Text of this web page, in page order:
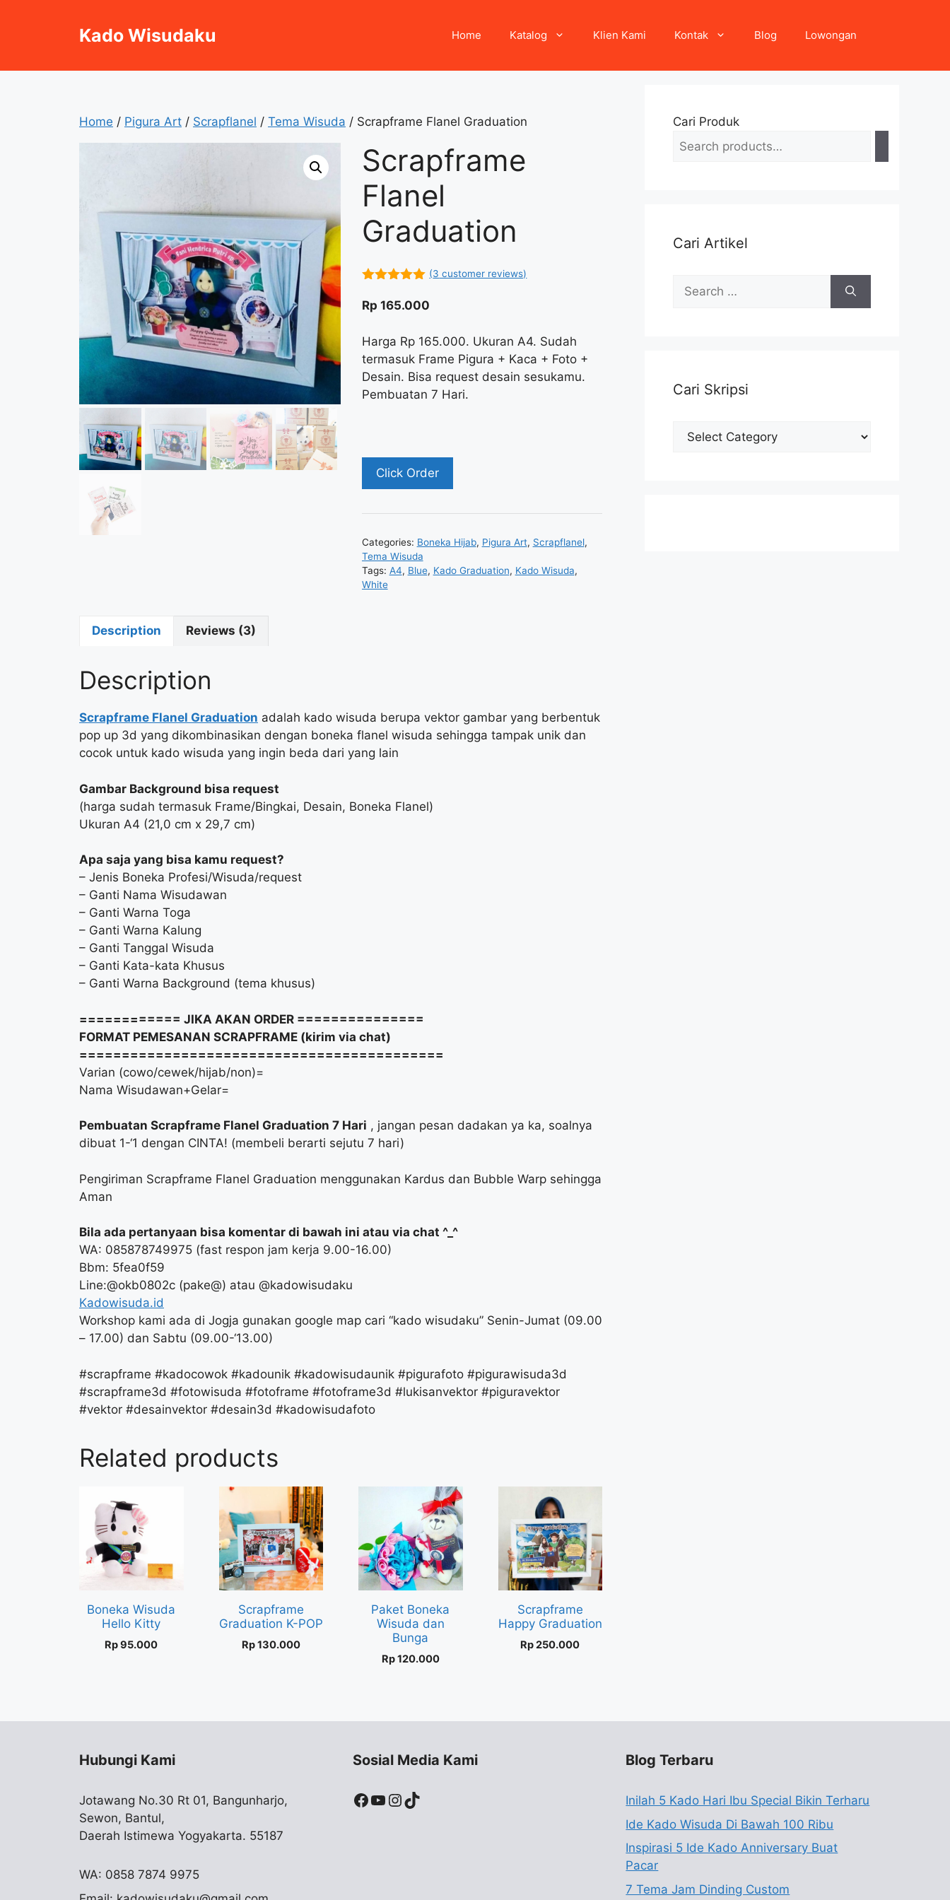
Kado Wisudaku Home Katalog Klien Kami Kontak Blog Lowongan
Home / Pigura Art / Scrapflanel / Tema Wisuda / Scrapframe Flanel Graduation
Scrapframe
Flanel
Graduation
5
(3 customer reviews)
Rp 165.000
Harga Rp 165.000. Ukuran A4. Sudah
termasuk Frame Pigura + Kaca + Foto +
Desain. Bisa request desain sesukamu.
Pembuatan 7 Hari.
Click Order
Categories: Boneka Hijab, Pigura Art, Scrapflanel,
Tema Wisuda
Tags: A4, Blue, Kado Graduation, Kado Wisuda,
White
Description Reviews (3)
Description
Scrapframe Flanel Graduation adalah kado wisuda berupa vektor gambar yang berbentuk
pop up 3d yang dikombinasikan dengan boneka flanel wisuda sehingga tampak unik dan
cocok untuk kado wisuda yang ingin beda dari yang lain
Gambar Background bisa request
(harga sudah termasuk Frame/Bingkai, Desain, Boneka Flanel)
Ukuran A4 (21,0 cm x 29,7 cm)
Apa saja yang bisa kamu request?
– Jenis Boneka Profesi/Wisuda/request
– Ganti Nama Wisudawan
– Ganti Warna Toga
– Ganti Warna Kalung
– Ganti Tanggal Wisuda
– Ganti Kata-kata Khusus
– Ganti Warna Background (tema khusus)
============ JIKA AKAN ORDER ===============
FORMAT PEMESANAN SCRAPFRAME (kirim via chat)
===========================================
Varian (cowo/cewek/hijab/non)=
Nama Wisudawan+Gelar=
Pembuatan Scrapframe Flanel Graduation 7 Hari , jangan pesan dadakan ya ka, soalnya
dibuat 1-‘1 dengan CINTA! (membeli berarti sejutu 7 hari)
Pengiriman Scrapframe Flanel Graduation menggunakan Kardus dan Bubble Warp sehingga
Aman
Bila ada pertanyaan bisa komentar di bawah ini atau via chat ^_^
WA: 085878749975 (fast respon jam kerja 9.00-16.00)
Bbm: 5fea0f59
Line:@okb0802c (pake@) atau @kadowisudaku
Kadowisuda.id
Workshop kami ada di Jogja gunakan google map cari “kado wisudaku” Senin-Jumat (09.00
– 17.00) dan Sabtu (09.00-‘13.00)
#scrapframe #kadocowok #kadounik #kadowisudaunik #pigurafoto #pigurawisuda3d
#scrapframe3d #fotowisuda #fotoframe #fotoframe3d #lukisanvektor #piguravektor
#vektor #desainvektor #desain3d #kadowisudafoto
Related products
Boneka Wisuda
Hello Kitty
Rp95.000
Scrapframe
Graduation K-POP
Rp130.000
Paket Boneka
Wisuda dan
Bunga
Rp120.000
Scrapframe
Happy Graduation
Rp250.000
Cari Produk
Cari Artikel
Search
for:
Cari Skripsi
Cari
Hubungi Kami
Jotawang No.30 Rt 01, Bangunharjo,
Sewon, Bantul,
Daerah Istimewa Yogyakarta. 55187
WA: 0858 7874 9975
Sosial Media Kami
Facebook
YouTube
Instagram
TikTok
Blog Terbaru
Inilah 5 Kado Hari Ibu Special Bikin Terharu
Ide Kado Wisuda Di Bawah 100 Ribu
Inspirasi 5 Ide Kado Anniversary Buat
Pacar
7 Tema Jam Dinding Custom